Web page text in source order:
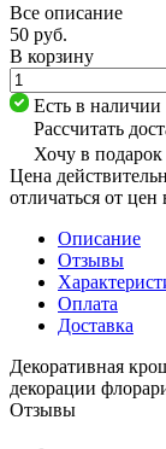
Все описание
50 руб.
В корзину
Есть в наличии
Рассчитать
Хочу в подарок
Цена
отличаться от
Описание
Отзывы
Оплата
Доставка
Декоративная
декорации
Отзывы